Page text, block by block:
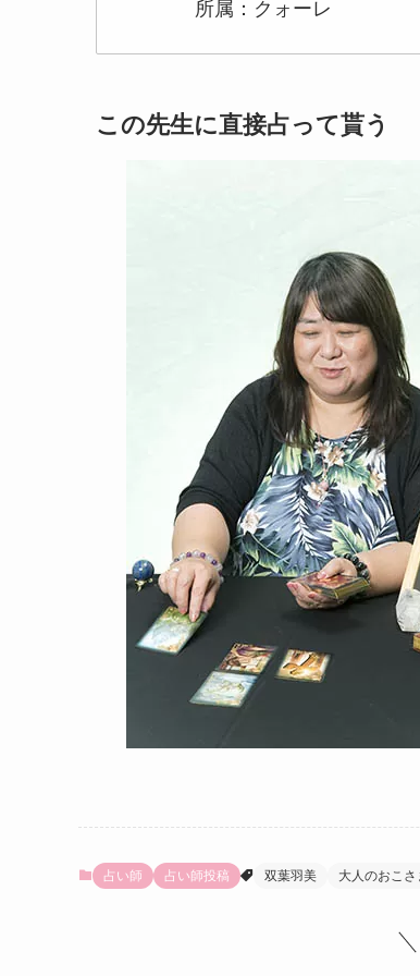
所属：クォーレ
この先生に直接占って貰う
占い師 占い師投稿 双葉羽美 大人のおこさ